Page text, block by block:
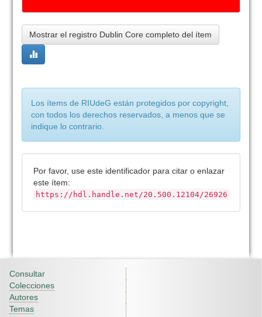
Mostrar el registro Dublin Core completo del ítem
Los ítems de RIUdeG están protegidos por copyright,
con todos los derechos reservados, a menos que se
indique lo contrario.
Por favor, use este identificador para citar o enlazar
este ítem:
https://hdl.handle.net/20.500.12104/26926
Consultar
Colecciones
Autores
Temas